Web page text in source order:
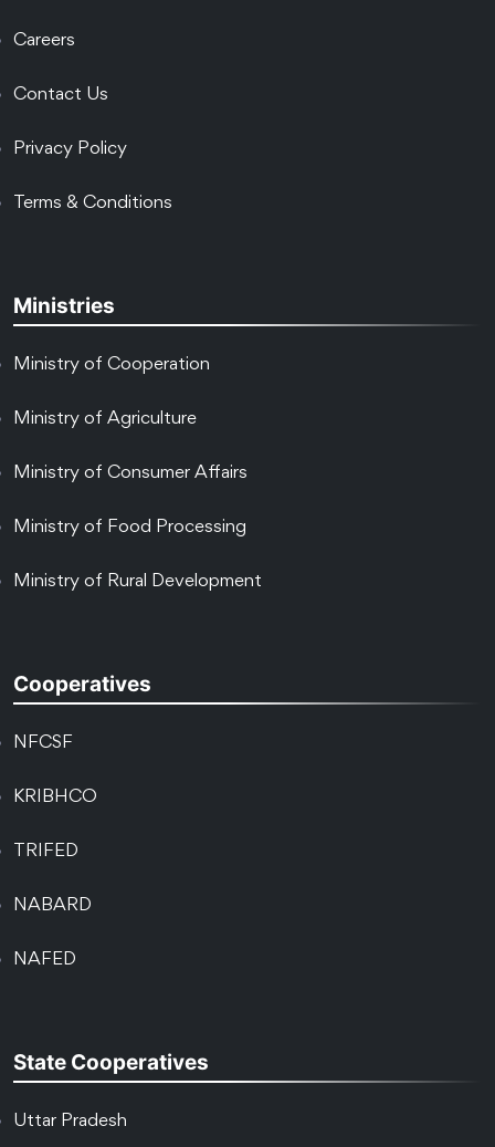
Careers
Contact Us
Privacy Policy
Terms & Conditions
Ministries
Ministry of Cooperation
Ministry of Agriculture
Ministry of Consumer Affairs
Ministry of Food Processing
Ministry of Rural Development
Cooperatives
NFCSF
KRIBHCO
TRIFED
NABARD
NAFED
State Cooperatives
Uttar Pradesh